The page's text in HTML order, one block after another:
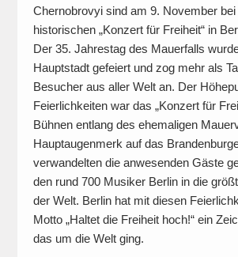
Chernobrovyi sind am 9. November bei
historischen „Konzert für Freiheit“ in
Der 35. Jahrestag des Mauerfalls
Hauptstadt gefeiert und zog mehr als
Besucher aus aller Welt an. Der
Feierlichkeiten war das „Konzert für
Bühnen entlang des ehemaligen
Hauptaugenmerk auf das
verwandelten die anwesenden Gäste
den rund 700 Musiker Berlin in die
der Welt. Berlin hat mit diesen
Motto „Haltet die Freiheit hoch!“ ein
das um die Welt ging.